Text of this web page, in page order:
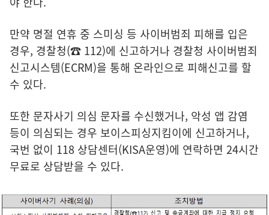
만약 명절 연휴 중 스미싱 등 사이버범죄 피해를 입은
경우, 경찰청(☎ 112)에 신고하거나 경찰청 사이버범죄
신고시스템(ECRM)을 통해 온라인으로 피해신고를 할
수 있다.
또한 문자사기 의심 문자를 수신했거나, 악성 앱 감염
등이 의심되는 경우 보이스피싱지킴이에 신고하거나,
국번 없이 118 상담센터(KISA운영)에 연락하면 24시간
무료로 상담받을 수 있다.